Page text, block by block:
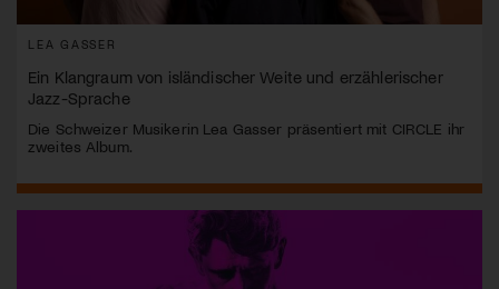
LEA GASSER
Ein Klangraum von isländischer Weite und erzählerischer
Jazz-Sprache
Die Schweizer Musikerin Lea Gasser präsentiert mit CIRCLE ihr
zweites Album.